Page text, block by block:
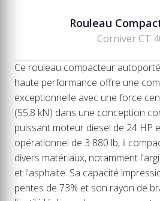
Rouleau
Corniver CT
Ce rouleau compacteur
haute performance offre une
exceptionnelle avec une force
(55,8 kN) dans une conception
puissant moteur diesel de 24 HP
opérationnel de 3 880 lb, il
divers matériaux, notamment
et l'asphalte. Sa capacité
pentes de 73% et son rayon de